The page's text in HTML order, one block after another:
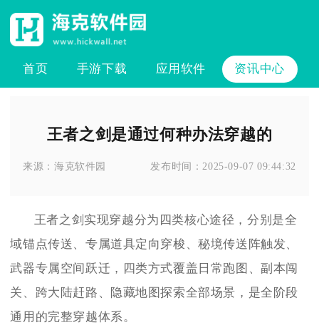
首页 手游下载 应用软件 资讯中心
王者之剑是通过何种办法穿越的
来源：海克软件园 发布时间：2025-09-07 09:44:32
王者之剑实现穿越分为四类核心途径，分别是全
域锚点传送、专属道具定向穿梭、秘境传送阵触发、
武器专属空间跃迁，四类方式覆盖日常跑图、副本闯
关、跨大陆赶路、隐藏地图探索全部场景，是全阶段
通用的完整穿越体系。